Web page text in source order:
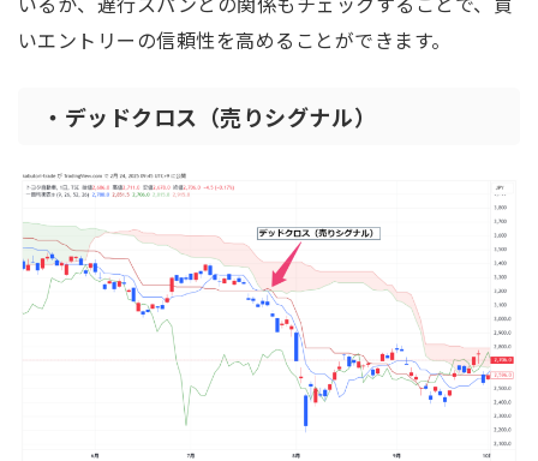
いエントリーの信頼性を高めることができます。
・デッドクロス（売りシグナル）